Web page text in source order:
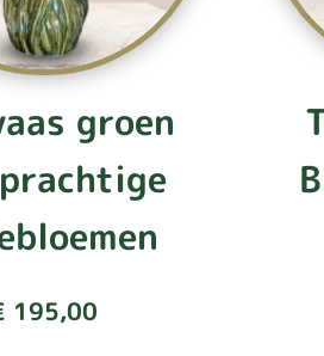
groen
195,00